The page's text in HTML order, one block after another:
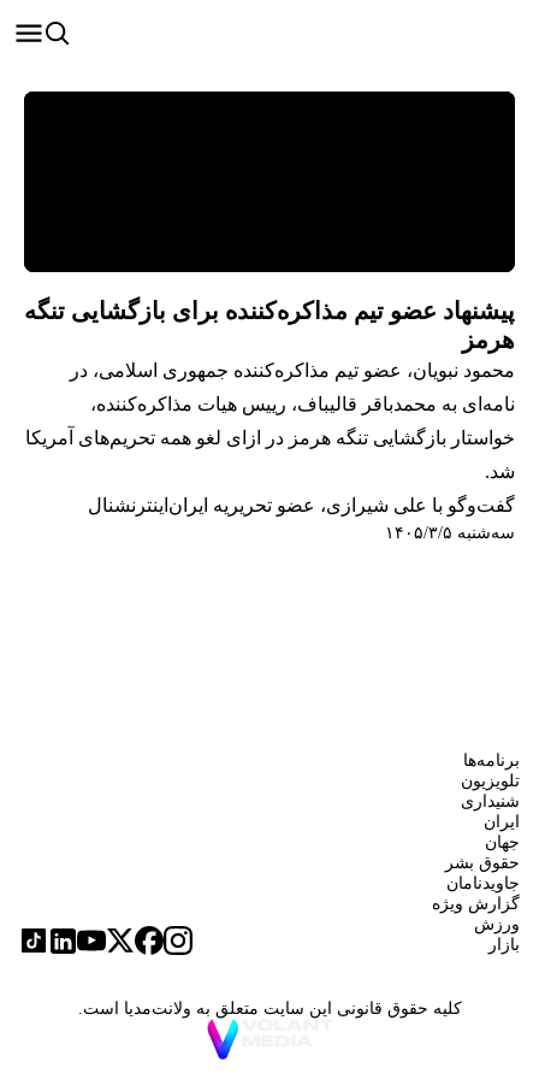
پیشنهاد عضو تیم مذاکره‌کننده برای بازگشایی تنگه
هرمز
محمود نبویان، عضو تیم مذاکره‌کننده جمهوری اسلامی، در
نامه‌ای به محمدباقر قالیباف، رییس هیات مذاکره‌کننده،
خواستار بازگشایی تنگه هرمز در ازای لغو همه تحریم‌های آمریکا
شد.
گفت‌وگو با علی شیرازی، عضو تحریریه ایران‌اینترنشنال
سه‌شنبه ۱۴۰۵/۳/۵
برنامه‌ها
تلویزیون
شنیداری
ایران
جهان
حقوق بشر
جاویدنامان
گزارش ویژه
ورزش
بازار
کلیه حقوق قانونی این سایت متعلق به ولانت‌مدیا است.